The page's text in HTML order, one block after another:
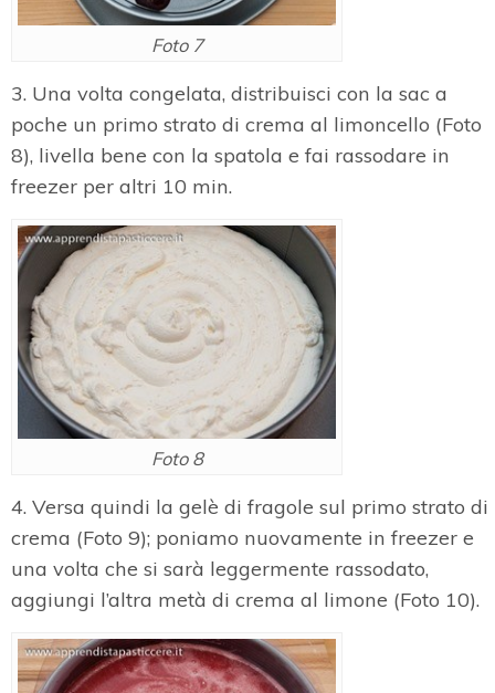
Foto 7
3. Una volta congelata, distribuisci con la sac a
poche un primo strato di crema al limoncello (Foto
8), livella bene con la spatola e fai rassodare in
freezer per altri 10 min.
Foto 8
4. Versa quindi la gelè di fragole sul primo strato di
crema (Foto 9); poniamo nuovamente in freezer e
una volta che si sarà leggermente rassodato,
aggiungi l’altra metà di crema al limone (Foto 10).